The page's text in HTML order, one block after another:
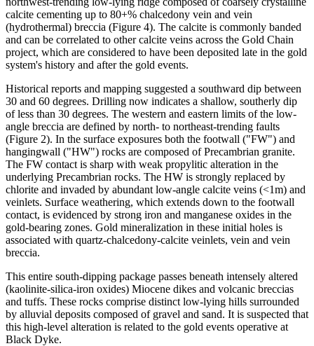
calcite cementing up to 80+% chalcedony vein and vein
(hydrothermal) breccia (Figure 4). The calcite is commonly banded
and can be correlated to other calcite veins across the Gold Chain
project, which are considered to have been deposited late in the gold
system's history and after the gold events.
Historical reports and mapping suggested a southward dip between
30 and 60 degrees. Drilling now indicates a shallow, southerly dip
of less than 30 degrees. The western and eastern limits of the low-
angle breccia are defined by north- to northeast-trending faults
(Figure 2). In the surface exposures both the footwall ("FW") and
hangingwall ("HW") rocks are composed of Precambrian granite.
The FW contact is sharp with weak propylitic alteration in the
underlying Precambrian rocks. The HW is strongly replaced by
chlorite and invaded by abundant low-angle calcite veins (<1m) and
veinlets. Surface weathering, which extends down to the footwall
contact, is evidenced by strong iron and manganese oxides in the
gold-bearing zones. Gold mineralization in these initial holes is
associated with quartz-chalcedony-calcite veinlets, vein and vein
breccia.
This entire south-dipping package passes beneath intensely altered
(kaolinite-silica-iron oxides) Miocene dikes and volcanic breccias
and tuffs. These rocks comprise distinct low-lying hills surrounded
by alluvial deposits composed of gravel and sand. It is suspected that
this high-level alteration is related to the gold events operative at
Black Dyke.